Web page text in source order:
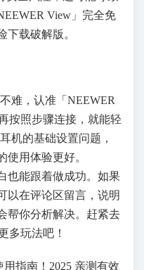
View」完全免
下载破解版。
难，认准「NEEWER
按照步骤连接，就能轻
机的基础设置问题，
使用体验更好。
也能跟着做成功。如果
以在评论区留言，说明
帮你分析解决。赶紧去
多玩法吧！